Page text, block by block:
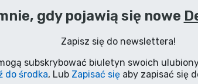
gdy pojawią się nowe
Zapisz się do newslettera!
subskrybować biuletyn swoich
do środka, Lub Zapisać się aby zapisać się